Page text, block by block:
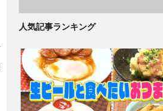
人気記事ランキング